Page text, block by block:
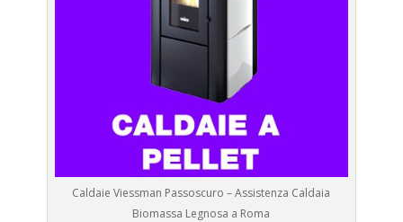
Caldaie Viessman Passoscuro – Assistenza Caldaia
Biomassa Legnosa a Roma